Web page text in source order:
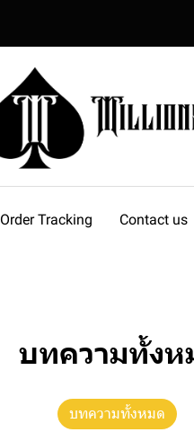
Order Tracking Contact us
บทความทั้งห
บทความทั้งหมด